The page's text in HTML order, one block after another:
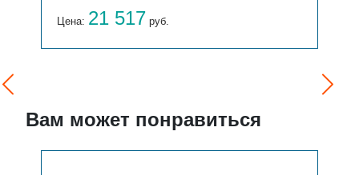
Цена: 21 517 руб.
Вам может понравиться